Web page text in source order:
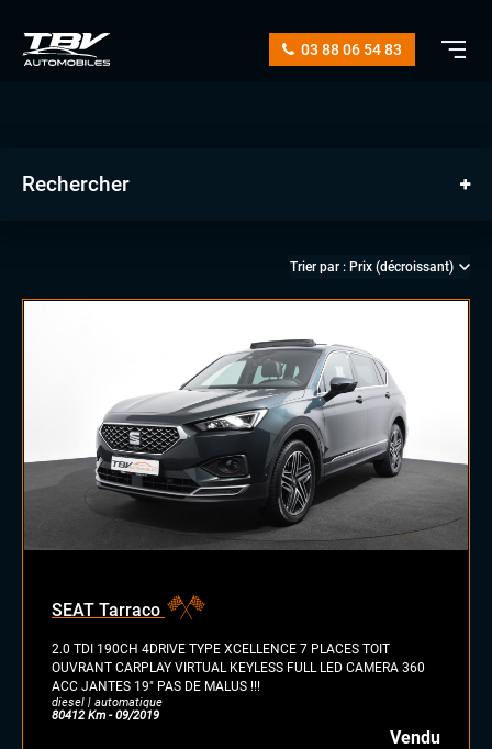
03 88 06 54 83
Rechercher
manuelle
automatique
électrique
GPL
autre
SEAT Tarraco
2.0 TDI 190CH 4DRIVE TYPE XCELLENCE 7 PLACES TOIT
OUVRANT CARPLAY VIRTUAL KEYLESS FULL LED CAMERA 360
ACC JANTES 19" PAS DE MALUS !!!
diesel | automatique
80412 Km - 09/2019
Vendu